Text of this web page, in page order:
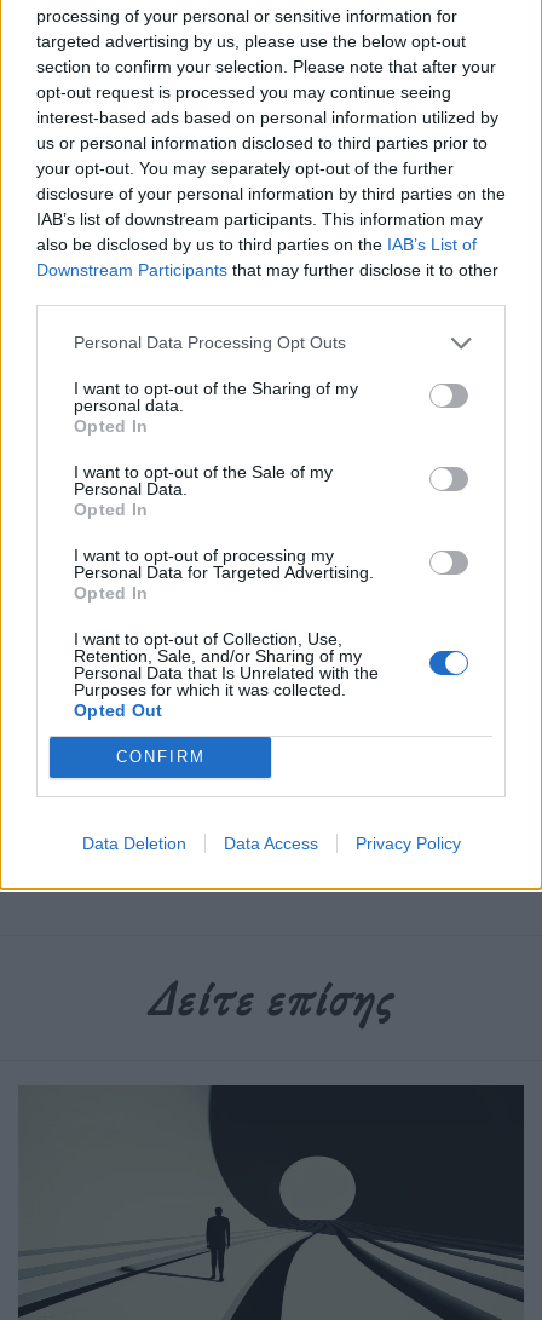
processing of your personal or sensitive information for
targeted advertising by us, please use the below opt-out
section to confirm your selection. Please note that after your
opt-out request is processed you may continue seeing
interest-based ads based on personal information utilized by
us or personal information disclosed to third parties prior to
your opt-out. You may separately opt-out of the further
disclosure of your personal information by third parties on the
IAB’s list of downstream participants. This information may
also be disclosed by us to third parties on the IAB’s List of
Downstream Participants that may further disclose it to other
Personal Data Processing Opt Outs
I want to opt-out of the Sharing of my
personal data.
Opted In
I want to opt-out of the Sale of my
Personal Data.
Opted In
I want to opt-out of processing my
Personal Data for Targeted Advertising.
Opted In
I want to opt-out of Collection, Use,
Retention, Sale, and/or Sharing of my
Personal Data that Is Unrelated with the
Purposes for which it was collected.
Opted Out
CONFIRM
Data Deletion Data Access Privacy Policy
πέρα με εγωκεντρικά αφεντικά, πελάτες και
συναδέλφους.
Διαβάστε περισσότερα →
Δημοσιεύθηκε σεΤρόπος Ζωής|Taggedαντιμετώπιση,γραφειο,
ναρκισσιστής, τροποι
Δείτε επίσης